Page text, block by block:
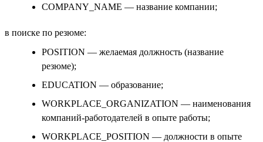
COMPANY_NAME — название компании;
в поиске по резюме:
POSITION — желаемая должность (название
резюме);
EDUCATION — образование;
WORKPLACE_ORGANIZATION — наименования
компаний-работодателей в опыте работы;
WORKPLACE_POSITION — должности в опыте